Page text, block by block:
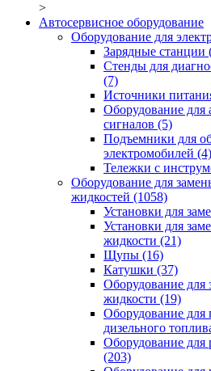
>
Автосервисное оборудование
Оборудование для
Зарядные станции
Стенды для
(7)
Источники
Оборудование для
сигналов (5)
Подъемники для
электромобилей (4)
Тележки с
Оборудование для
жидкостей (1058)
Установки для
Установки для
жидкости (21)
Щупы (16)
Катушки (37)
Оборудование для
жидкости (19)
Оборудование для
дизельного
Оборудование для
(203)